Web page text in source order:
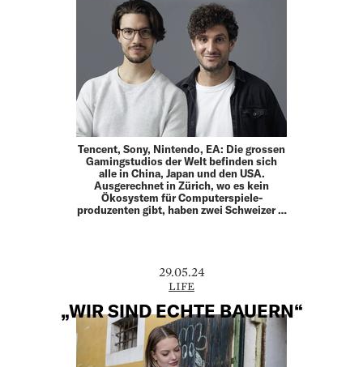
Tencent, Sony, Nintendo, EA: Die grossen
Gamingstudios der Welt befinden sich
alle in China, Japan und den USA.
Ausgerechnet in Zürich, wo es kein
Ökosystem für Computerspiele­
produzenten gibt, haben zwei Schweizer …
29.05.24
LIFE
„WIR SIND ECHTE BAUERN“